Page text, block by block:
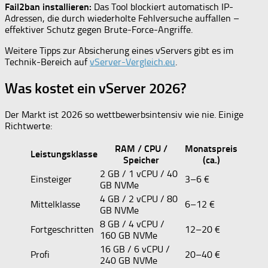
Fail2ban installieren: Das Tool blockiert automatisch IP-
Adressen, die durch wiederholte Fehlversuche auffallen –
effektiver Schutz gegen Brute-Force-Angriffe.
Weitere Tipps zur Absicherung eines vServers gibt es im
Technik-Bereich aufvServer-Vergleich.eu.
Was kostet ein vServer 2026?
Der Markt ist 2026 so wettbewerbsintensiv wie nie. Einige
Richtwerte:
Leistungsklasse
RAM / CPU /
Speicher
Monatspreis
(ca.)
Einsteiger
2 GB / 1 vCPU / 40
GB NVMe
3–6 €
Mittelklasse
4 GB / 2 vCPU / 80
GB NVMe
6–12 €
Fortgeschritten 8 GB / 4 vCPU /
160 GB NVMe
12–20 €
Profi
16 GB / 6 vCPU /
240 GB NVMe
20–40 €